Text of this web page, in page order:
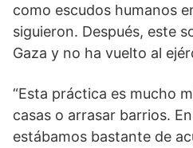
como escudos humanos
siguieron. Después, este
Gaza y no ha vuelto al
“Esta práctica es mucho
casas o arrasar barrios.
estábamos bastante de